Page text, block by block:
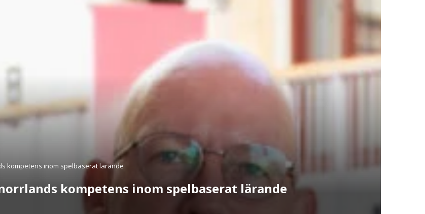
kompetens inom spelbaserat lärande
kompetens inom spelbaserat lärande